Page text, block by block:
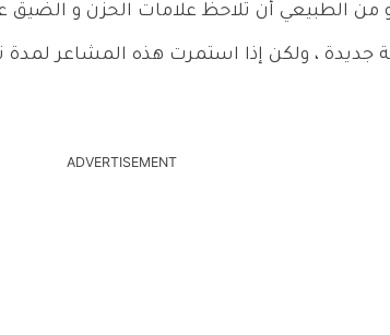
و من الطبيعي أن تلاحظ علامات الحزن و
جديدة ، ولكن إذا استمرت هذه المشاعر
ADVERTISEMENT